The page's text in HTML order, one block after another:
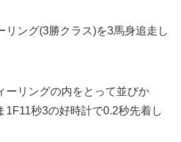
リング(3勝クラス)を3馬身追走し
ーリングの内をとって並びか
1F11秒3の好時計で0.2秒先着し